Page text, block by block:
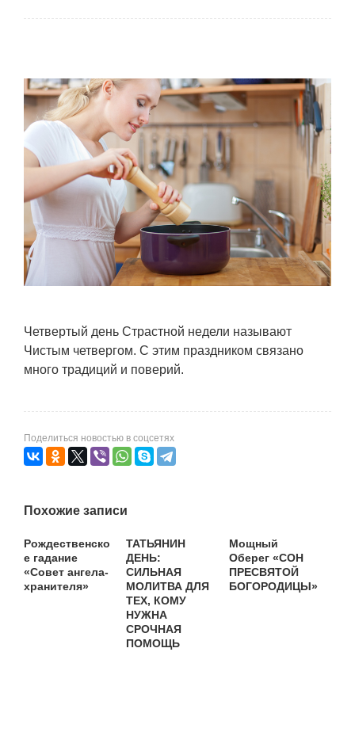
Четвертый день Страстной недели называют
Чистым четвергом. С этим праздником связано
много традиций и поверий.
Поделиться новостью в соцсетях
Похожие записи
Рождественско
е гадание
«Совет ангела-
хранителя»
ТАТЬЯНИН
ДЕНЬ:
СИЛЬНАЯ
МОЛИТВА ДЛЯ
ТЕХ, КОМУ
НУЖНА
СРОЧНАЯ
ПОМОЩЬ
Мощный
Оберег «СОН
ПРЕСВЯТОЙ
БОГОРОДИЦЫ»